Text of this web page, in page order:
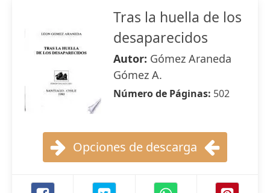
Tras la huella de los
desaparecidos
Autor: Gómez Araneda
Gómez A.
Número de Páginas: 502
Opciones de descarga